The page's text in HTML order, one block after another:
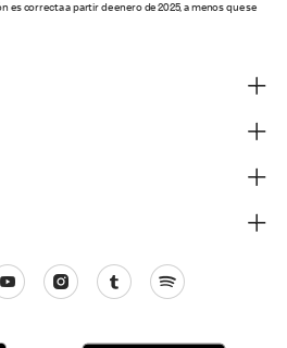
es correcta a partir de enero de 2025, a menos que se